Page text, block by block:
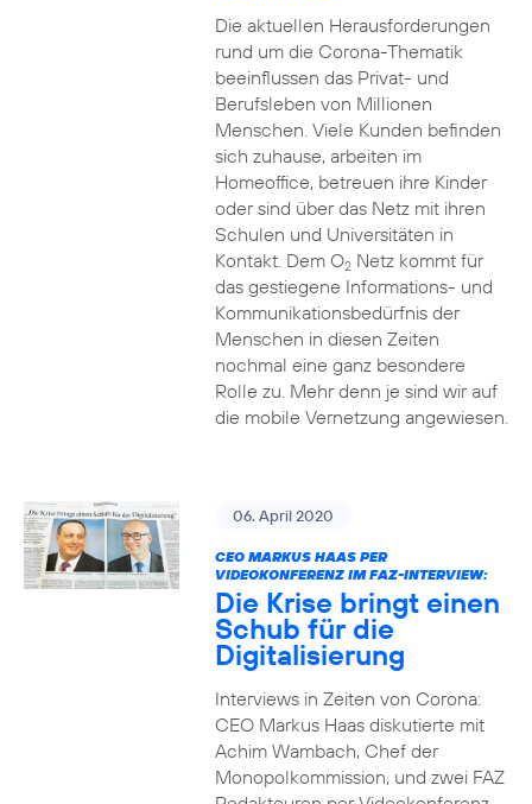
Die aktuellen Herausforderungen
rund um die Corona-Thematik
beeinflussen das Privat- und
Berufsleben von Millionen
Menschen. Viele Kunden befinden
sich zuhause, arbeiten im
Homeoffice, betreuen ihre Kinder
oder sind über das Netz mit ihren
Schulen und Universitäten in
Kontakt. Dem O2Netz kommt für
das gestiegene Informations- und
Kommuni­ka­tions­bedürfnis­ der
Menschen in diesen Zeiten
nochmal eine ganz besondere
Rolle zu. Mehr denn je sind wir auf
die mobile Vernetzung angewiesen.
06. April 2020
CEO MARKUS HAAS PER
VIDEOKONFERENZ IM FAZ-INTERVIEW:
Die Krise bringt einen
Schub für die
Digitalisierung
Interviews in Zeiten von Corona:
CEO Markus Haas diskutierte mit
Achim Wambach, Chef der
Monopolkommission, und zwei FAZ